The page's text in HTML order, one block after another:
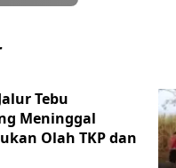
Tebu
Meninggal
Olah TKP dan